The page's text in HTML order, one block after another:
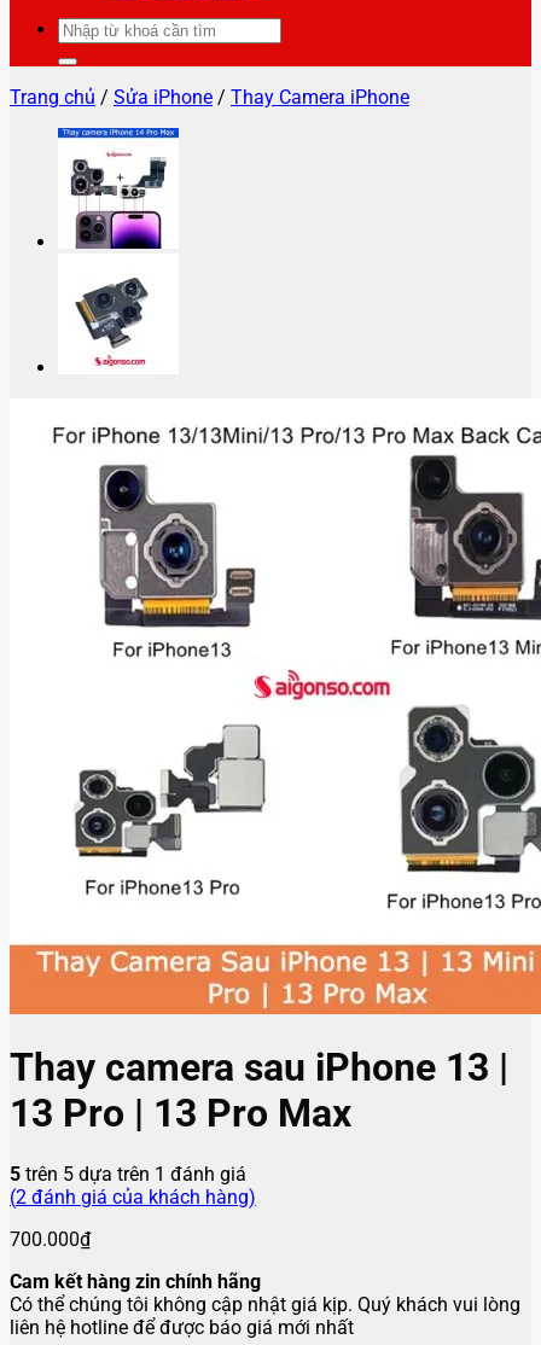
Tìm
kiếm:
Trang chủ / Sửa iPhone / Thay Camera iPhone
Thay camera sau iPhone 13 |
13 Pro | 13 Pro Max
5 trên 5 dựa trên 1 đánh giá
(2 đánh giá của khách hàng)
700.000₫
Cam kết hàng zin chính hãng
Có thể chúng tôi không cập nhật giá kịp. Quý khách vui lòng
liên hệ hotline để được báo giá mới nhất